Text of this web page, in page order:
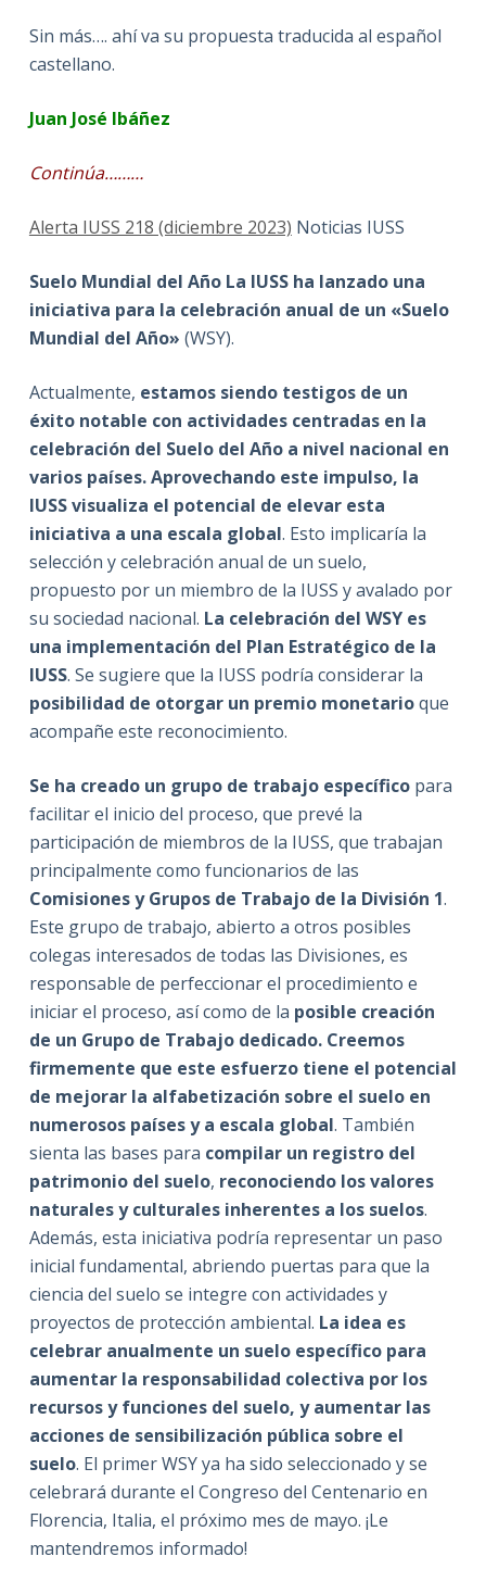
Sin más…. ahí va su propuesta traducida al español
castellano.
Juan José Ibáñez
Continúa………
Alerta IUSS 218 (diciembre 2023) Noticias IUSS
Suelo Mundial del Año La IUSS ha lanzado una
iniciativa para la celebración anual de un «Suelo
Mundial del Año» (WSY).
Actualmente, estamos siendo testigos de un
éxito notable con actividades centradas en la
celebración del Suelo del Año a nivel nacional en
varios países. Aprovechando este impulso, la
IUSS visualiza el potencial de elevar esta
iniciativa a una escala global. Esto implicaría la
selección y celebración anual de un suelo,
propuesto por un miembro de la IUSS y avalado por
su sociedad nacional. La celebración del WSY es
una implementación del Plan Estratégico de la
IUSS. Se sugiere que la IUSS podría considerar la
posibilidad de otorgar un premio monetarioque
acompañe este reconocimiento.
Se ha creado un grupo de trabajo específicopara
facilitar el inicio del proceso, que prevé la
participación de miembros de la IUSS, que trabajan
principalmente como funcionarios de las
Comisiones y Grupos de Trabajo de la División 1.
Este grupo de trabajo, abierto a otros posibles
colegas interesados de todas las Divisiones, es
responsable de perfeccionar el procedimiento e
iniciar el proceso, así como de la posible creación
de un Grupo de Trabajo dedicado. Creemos
firmemente que este esfuerzo tiene el potencial
de mejorar la alfabetización sobre el suelo en
numerosos países y a escala global. También
sienta las bases para compilar un registro del
patrimonio del suelo, reconociendo los valores
naturales y culturales inherentes a los suelos.
Además, esta iniciativa podría representar un paso
inicial fundamental, abriendo puertas para que la
ciencia del suelo se integre con actividades y
proyectos de protección ambiental. La idea es
celebrar anualmente un suelo específico para
aumentar la responsabilidad colectiva por los
recursos y funciones del suelo, y aumentar las
acciones de sensibilización pública sobre el
suelo. El primer WSY ya ha sido seleccionado y se
celebrará durante el Congreso del Centenario en
Florencia, Italia, el próximo mes de mayo. ¡Le
mantendremos informado!